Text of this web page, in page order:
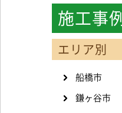
施工事例
エリア別
船橋市
鎌ヶ谷市